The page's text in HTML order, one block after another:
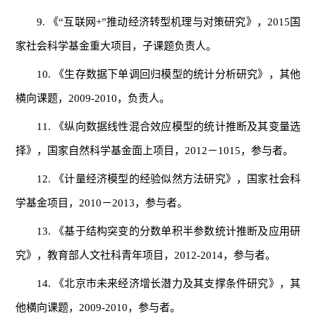
9. 《“互联网+”推动经济转型机理与对策研究》，2015国
家社会科学基金重大项目，子课题负责人。
10. 《生存数据下单调回归模型的统计分析研究》，其他
横向课题，2009-2010，负责人。
11. 《纵向数据线性混合效应模型的统计推断及其变量选
择》，国家自然科学基金面上项目，2012－1015，参与者。
12. 《计量经济模型的经验似然方法研究》，国家社会科
学基金项目，2010－2013，参与者。
13. 《基于结构突变的分数单积半参数统计推断及应用研
究》，教育部人文社科青年项目，2012-2014，参与者。
14. 《北京市未来经济增长潜力及其支撑条件研究》，其
他横向课题，2009-2010，参与者。